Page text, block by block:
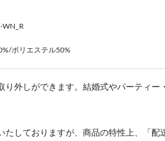
WN_R
ポリエステル50%
り外しができます。結婚式やパーティー
たしておりますが、商品の特性上、「配